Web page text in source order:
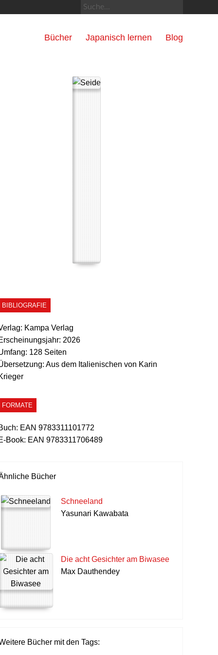
Bücher Japanisch lernen Blog
BIBLIOGRAFIE
Kampa Verlag
2026
128 Seiten
Aus dem Italienischen von Karin
FORMATE
EAN 9783311101772
Book: EAN 9783311706489
Bücher
Schneeland
Yasunari Kawabata
Die acht Gesichter am Biwasee
Max Dauthendey
Bücher mit den Tags: